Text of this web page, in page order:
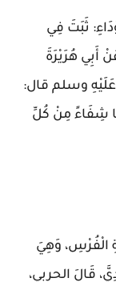
ثَبَتَ فِي
أَبِي هُرَيْرَةَ
عَلَيْهِ وسلم قال:
شِفَاءً مِنْ كُلِّ
الْفُرْسِ، وَهِيَ
قَالَ الحربي،